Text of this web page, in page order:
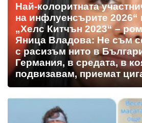
Най-колоритната
на инфлуенсърите 2026“
„Хелс Китчън 2023“ –
Яница Владова: Не съм
с расизъм нито в
Германия, в средата, в
подвизавам, приемат